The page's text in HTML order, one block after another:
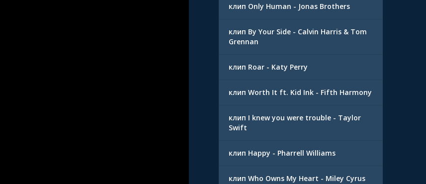
клип Only Human - Jonas Brothers
клип By Your Side - Calvin Harris & Tom
Grennan
клип Roar - Katy Perry
клип Worth It ft. Kid Ink - Fifth Harmony
клип I knew you were trouble - Taylor
Swift
клип Happy - Pharrell Williams
клип Who Owns My Heart - Miley Cyrus